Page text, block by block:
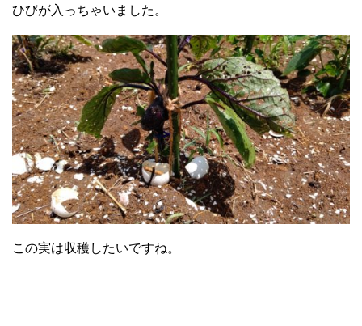
ひびが入っちゃいました。
この実は収穫したいですね。